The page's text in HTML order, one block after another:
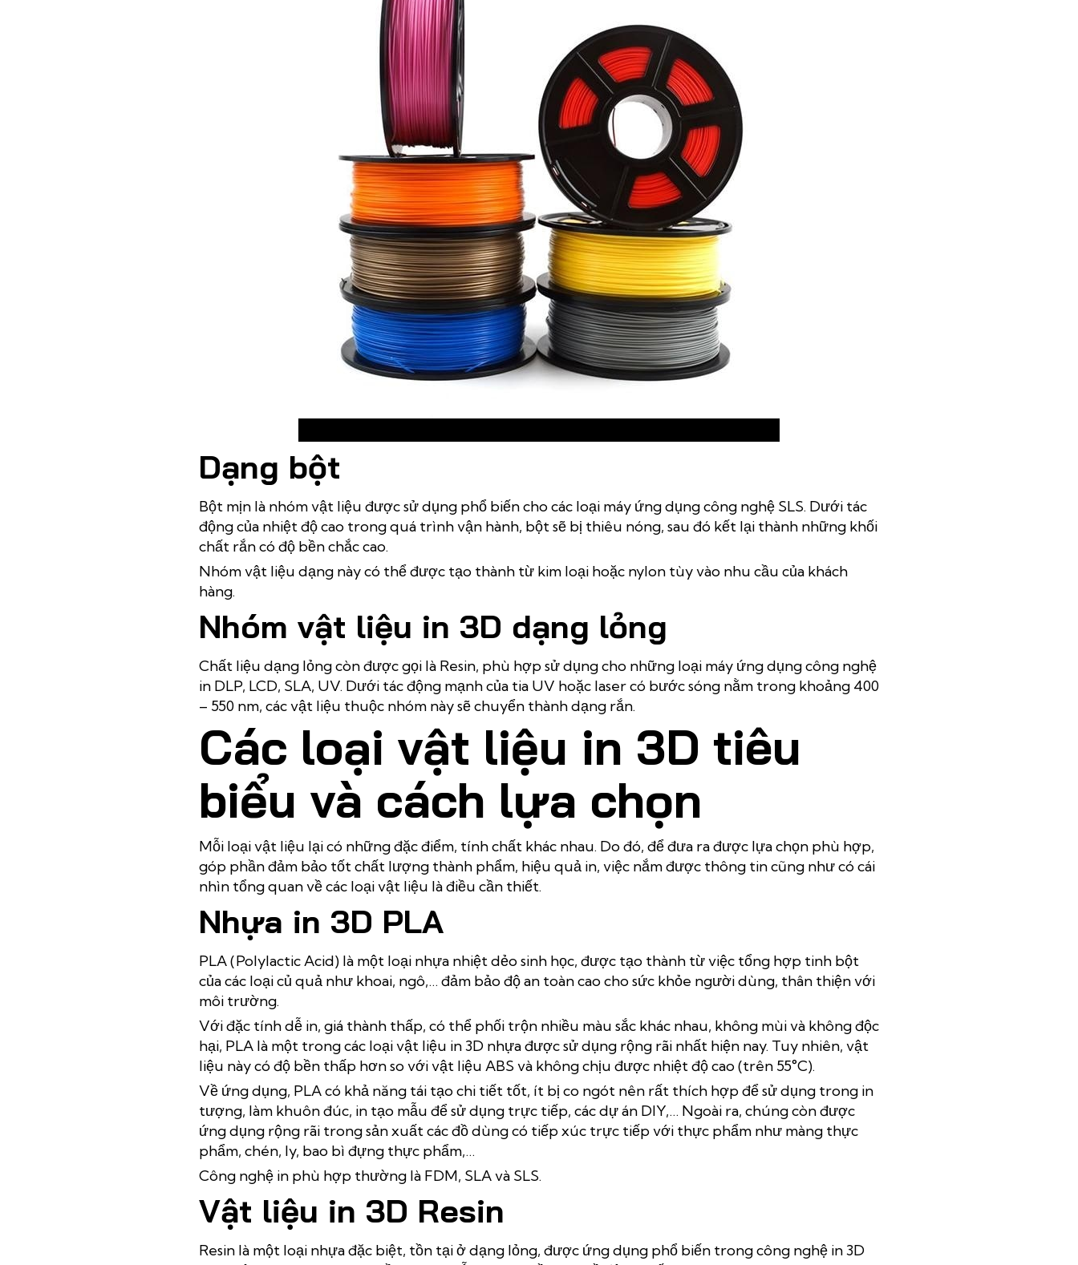
Dạng bột
Bột mịn là nhóm vật liệu được sử dụng phổ biến cho các loại máy ứng dụng công nghệ SLS. Dưới tác
động của nhiệt độ cao trong quá trình vận hành, bột sẽ bị thiêu nóng, sau đó kết lại thành những khối
chất rắn có độ bền chắc cao.
Nhóm vật liệu dạng này có thể được tạo thành từ kim loại hoặc nylon tùy vào nhu cầu của khách
hàng.
Nhóm vật liệu in 3D dạng lỏng
Chất liệu dạng lỏng còn được gọi là Resin, phù hợp sử dụng cho những loại máy ứng dụng công nghệ
in DLP, LCD, SLA, UV. Dưới tác động mạnh của tia UV hoặc laser có bước sóng nằm trong khoảng 400
– 550 nm, các vật liệu thuộc nhóm này sẽ chuyển thành dạng rắn.
Các loại vật liệu in 3D tiêu
biểu và cách lựa chọn
Mỗi loại vật liệu lại có những đặc điểm, tính chất khác nhau. Do đó, để đưa ra được lựa chọn phù hợp,
góp phần đảm bảo tốt chất lượng thành phẩm, hiệu quả in, việc nắm được thông tin cũng như có cái
nhìn tổng quan về các loại vật liệu là điều cần thiết.
Nhựa in 3D PLA
PLA (Polylactic Acid) là một loại nhựa nhiệt dẻo sinh học, được tạo thành từ việc tổng hợp tinh bột
của các loại củ quả như khoai, ngô,… đảm bảo độ an toàn cao cho sức khỏe người dùng, thân thiện với
môi trường.
Với đặc tính dễ in, giá thành thấp, có thể phối trộn nhiều màu sắc khác nhau, không mùi và không độc
hại, PLA là một trong các loại vật liệu in 3D nhựa được sử dụng rộng rãi nhất hiện nay. Tuy nhiên, vật
liệu này có độ bền thấp hơn so với vật liệu ABS và không chịu được nhiệt độ cao (trên 55°C).
Về ứng dụng, PLA có khả năng tái tạo chi tiết tốt, ít bị co ngót nên rất thích hợp để sử dụng trong in
tượng, làm khuôn đúc, in tạo mẫu để sử dụng trực tiếp, các dự án DIY,… Ngoài ra, chúng còn được
ứng dụng rộng rãi trong sản xuất các đồ dùng có tiếp xúc trực tiếp với thực phẩm như màng thực
phẩm, chén, ly, bao bì đựng thực phẩm,…
Công nghệ in phù hợp thường là FDM, SLA và SLS.
Vật liệu in 3D Resin
Resin là một loại nhựa đặc biệt, tồn tại ở dạng lỏng, được ứng dụng phổ biến trong công nghệ in 3D